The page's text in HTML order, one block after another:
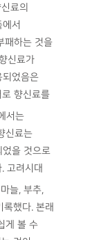
료의
서
패하는 것을
신료가
되었음은
향신료를
서는
신료는
었을 것으로
고려시대
마늘, 부추,
했다. 본래
게 볼 수